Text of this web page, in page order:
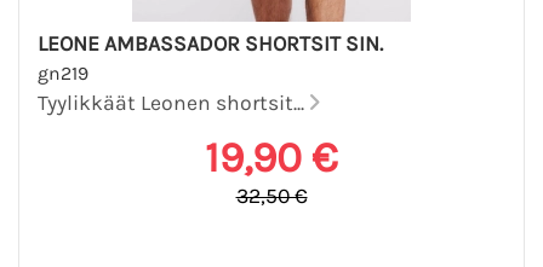
LEONE AMBASSADOR SHORTSIT SIN.
gn219
Tyylikkäät Leonen shortsit...
19,90 €
32,50 €